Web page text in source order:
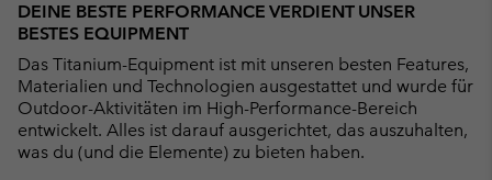
DEINE BESTE PERFORMANCE VERDIENT UNSER
BESTES EQUIPMENT
Das Titanium-Equipment ist mit unseren besten Features,
Materialien und Technologien ausgestattet und wurde für
Outdoor-Aktivitäten im High-Performance-Bereich
entwickelt. Alles ist darauf ausgerichtet, das auszuhalten,
was du (und die Elemente) zu bieten haben.